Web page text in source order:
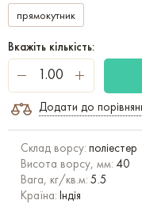
прямокутник
Вкажіть кількість:
Додати до
Склад ворсу: поліестер
Висота ворсу, мм: 40
Вага, кг/кв.м: 5.5
Країна: Індія